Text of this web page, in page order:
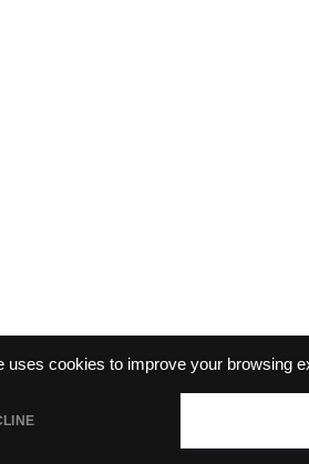
uses cookies to improve your browsing